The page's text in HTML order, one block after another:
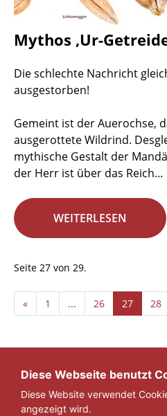
Mythos ‚Ur-
Die schlechte Nachricht
ausgestorben!
Gemeint ist der Auerochse,
ausgerottete Wildrind.
mythische Gestalt der
der Herr ist über das Reich...
WEITERLESEN
Seite 27 von 29.
« 1 ... 26 27 28
Diese Webseite benutzt
Diese Website verwendet
angezeigt wird.